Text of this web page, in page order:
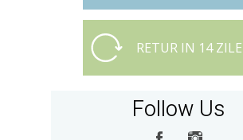
RETUR IN 14 ZILE
Follow Us